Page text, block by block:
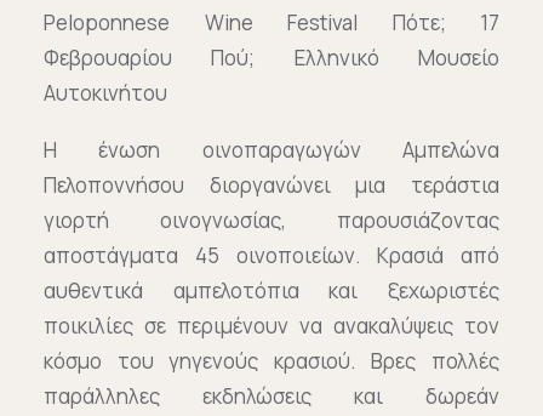
Peloponnese Wine Festival Πότε; 17
Φεβρουαρίου Πού; Ελληνικό Μουσείο
Αυτοκινήτου
Η ένωση οινοπαραγωγών Αμπελώνα
Πελοποννήσου διοργανώνει μια τεράστια
γιορτή οινογνωσίας, παρουσιάζοντας
αποστάγματα 45 οινοποιείων. Κρασιά από
αυθεντικά αμπελοτόπια και ξεχωριστές
ποικιλίες σε περιμένουν να ανακαλύψεις τον
κόσμο του γηγενούς κρασιού. Βρες πολλές
παράλληλες εκδηλώσεις και δωρεάν